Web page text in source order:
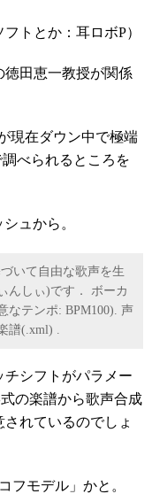
フトとか：耳ロボP）
田恵一教授が関係
現在ダウン中で極端
べられるところを
ュから。
いて自由な歌声を生
んしぃ)です． ボーカ
なテンポ: BPM100). 声
譜(.xml) .
チシフトがパラメー
の楽譜から歌声合成
れているのでしょ
フモデル」かと。